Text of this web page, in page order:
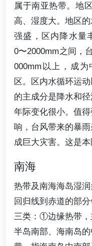
属于南亚热带。地
高、湿度大。地区
强盛，区内降水量
0〜2000mm之间，
000mm以上，成
区。区内水循环运
的主成分是降水和
年际变化很小。值
响，台风带来的暴
成巨大灾害。这是本
南海
热带及南海海岛湿
回归线到赤道的部
三类：①边缘热带，
半岛南部、海南岛